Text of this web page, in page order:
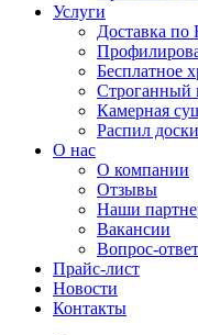
Услуги
Доставка
Бесплатное
Строганный
Камерная
Распил доски
О нас
О компании
Отзывы
Наши
Вакансии
Вопрос-ответ
Прайс-лист
Новости
Контакты